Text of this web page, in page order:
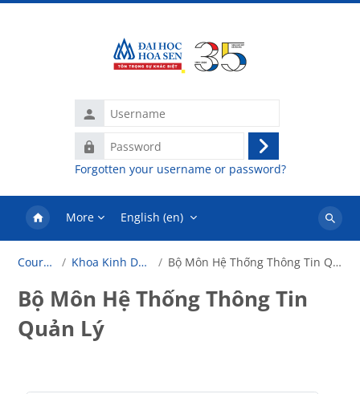
Username
Password
Log
in
Forgotten your username or password?
More English ‎(en)‎
Search
Courses Khoa Kinh Doanh Bộ Môn Hệ Thống Thông Tin Quản Lý
Bộ Môn Hệ Thống Thông Tin
Quản Lý